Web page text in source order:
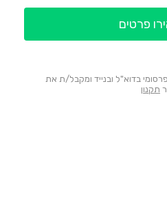
בדוא"ל ובנייד ומקבל/ת את
תקנון
פרטים